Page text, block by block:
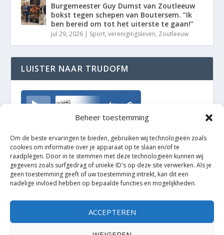
Beheer toestemming
Om de beste ervaringen te bieden, gebruiken wij technologieën zoals
cookies om informatie over je apparaat op te slaan en/of te
raadplegen. Door in te stemmen met deze technologieën kunnen wij
gegevens zoals surfgedrag of unieke ID's op deze site verwerken. Als je
geen toestemming geeft of uw toestemming intrekt, kan dit een
nadelige invloed hebben op bepaalde functies en mogelijkheden.
ACCEPTEREN
Burgemeester Guy Dumst van Zoutleeuw
bokst tegen schepen van Boutersem. “Ik
ben bereid om tot het uiterste te gaan!”
jul 29, 2026 | Sport,verenigingsleven, Zoutleeuw
LUISTER NAAR TRUDOFM
TrudoFM